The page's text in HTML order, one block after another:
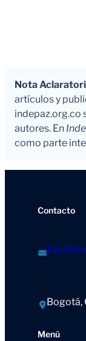
Nota
artículos y
indepaz.org.co
autores. En
como parte
Contacto
Bogotá,
Menú